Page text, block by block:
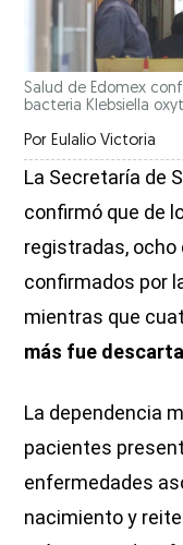
Salud de Edomex
bacteria Klebsiella
Por Eulalio Victoria
La Secretaría de
confirmó que de
registradas,
confirmados por
mientras que
más fue
La dependencia
pacientes
enfermedades
nacimiento y